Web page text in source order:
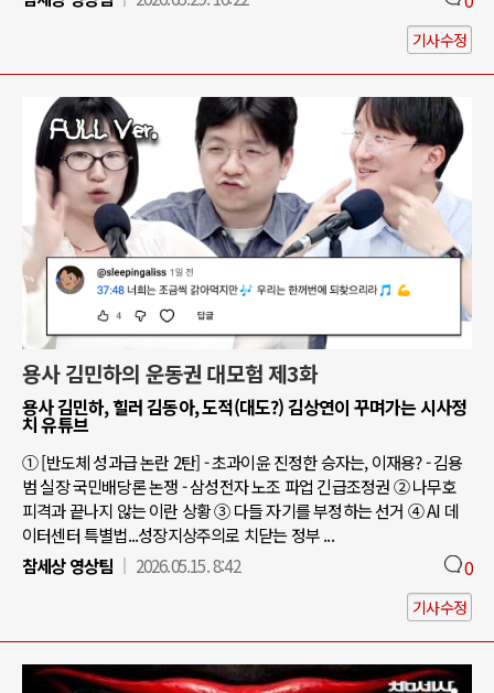
기사수정
용사 김민하의 운동권 대모험 제3화
용사 김민하, 힐러 김동아, 도적(대도?) 김상연이 꾸며가는 시사정
치 유튜브
① [반도체 성과급 논란 2탄] - 초과이윤 진정한 승자는, 이재용? - 김용
범 실장 국민배당론 논쟁 - 삼성전자 노조 파업 긴급조정권 ② 나무호
피격과 끝나지 않는 이란 상황 ③ 다들 자기를 부정하는 선거 ④ AI 데
이터센터 특별법...성장지상주의로 치닫는 정부 ...
참세상 영상팀
2026.05.15. 8:42 0
기사수정